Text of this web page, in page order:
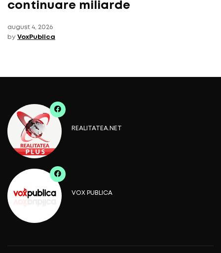
continuare miliarde
august 4, 2026
by VoxPublica
REALITATEA.NET
VOX PUBLICA